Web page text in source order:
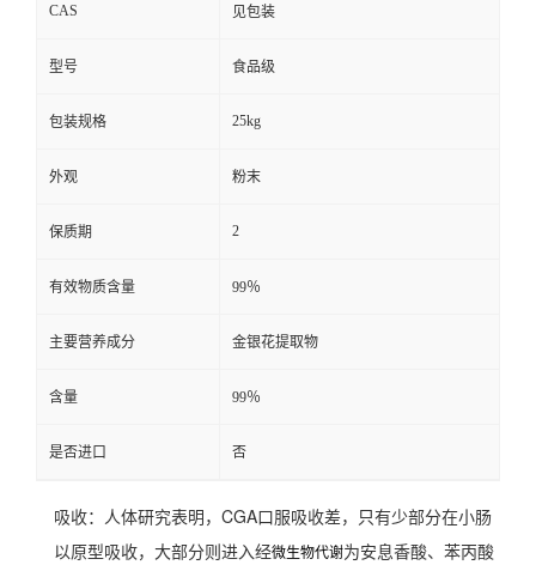
CAS 见包装
型号 食品级
包装规格 25kg
外观 粉末
保质期 2
有效物质含量 99％
主要营养成分 金银花提取物
含量 99％
是否进口 否
吸收：人体研究表明，CGA口服吸收差，只有少部分在小肠
以原型吸收，大部分则进入经微生物代谢为安息香酸、苯丙酸